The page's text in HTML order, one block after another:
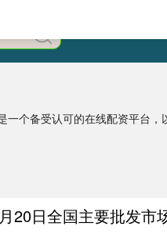
个备受认可的在线配资平台
20日全国主要批发市